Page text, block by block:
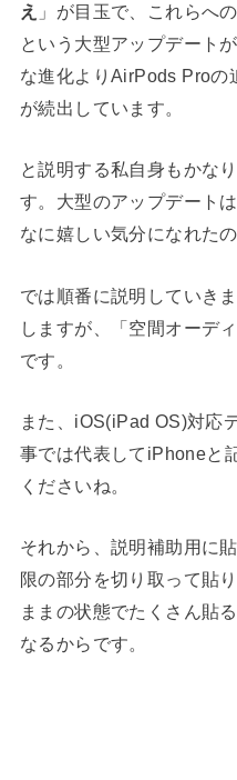
え 」が目玉で、これらへ
という大型アップデート
な進化よりAirPods Proの
が続出しています。
と説明する私自身もかな
す。大型のアップデート
なに嬉しい気分になれた
では順番に説明していき
しますが、「空間オーデ
です。
また、iOS(iPad OS)対応
事では代表してiPhoneと
くださいね。
それから、説明補助用に
限の部分を切り取って貼
ままの状態でたくさん貼
なるからです。